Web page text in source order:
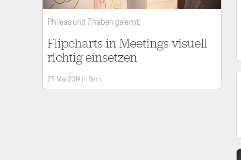
Phileas und 7 haben gelernt:
Flipcharts in Meetings visuell
richtig einsetzen
27. Mai 2014 in Bern